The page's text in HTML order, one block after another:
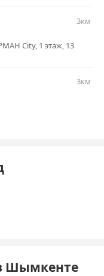
3км
City, 1 этаж, 13
3км
Шымкенте